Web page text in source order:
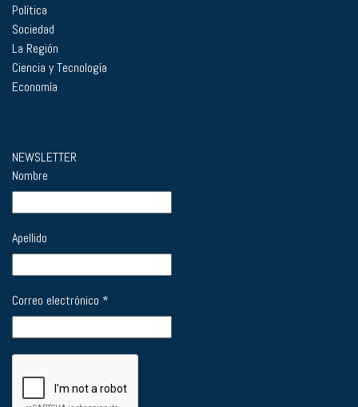
Política
Sociedad
La Región
Ciencia y Tecnología
Economía
NEWSLETTER
Nombre
Apellido
Correo electrónico *